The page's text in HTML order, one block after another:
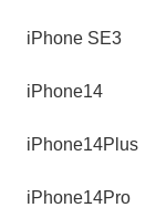
iPhone SE3
iPhone14
iPhone14Plus
iPhone14Pro